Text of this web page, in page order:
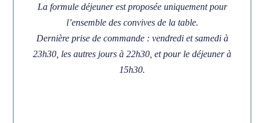
Mare Nostrum
La formule déjeuner est proposée uniquement pour
l’ensemble des convives de la table.
Dernière prise de commande : vendredi et samedi à
23h30, les autres jours à 22h30, et pour le déjeuner à
15h30.